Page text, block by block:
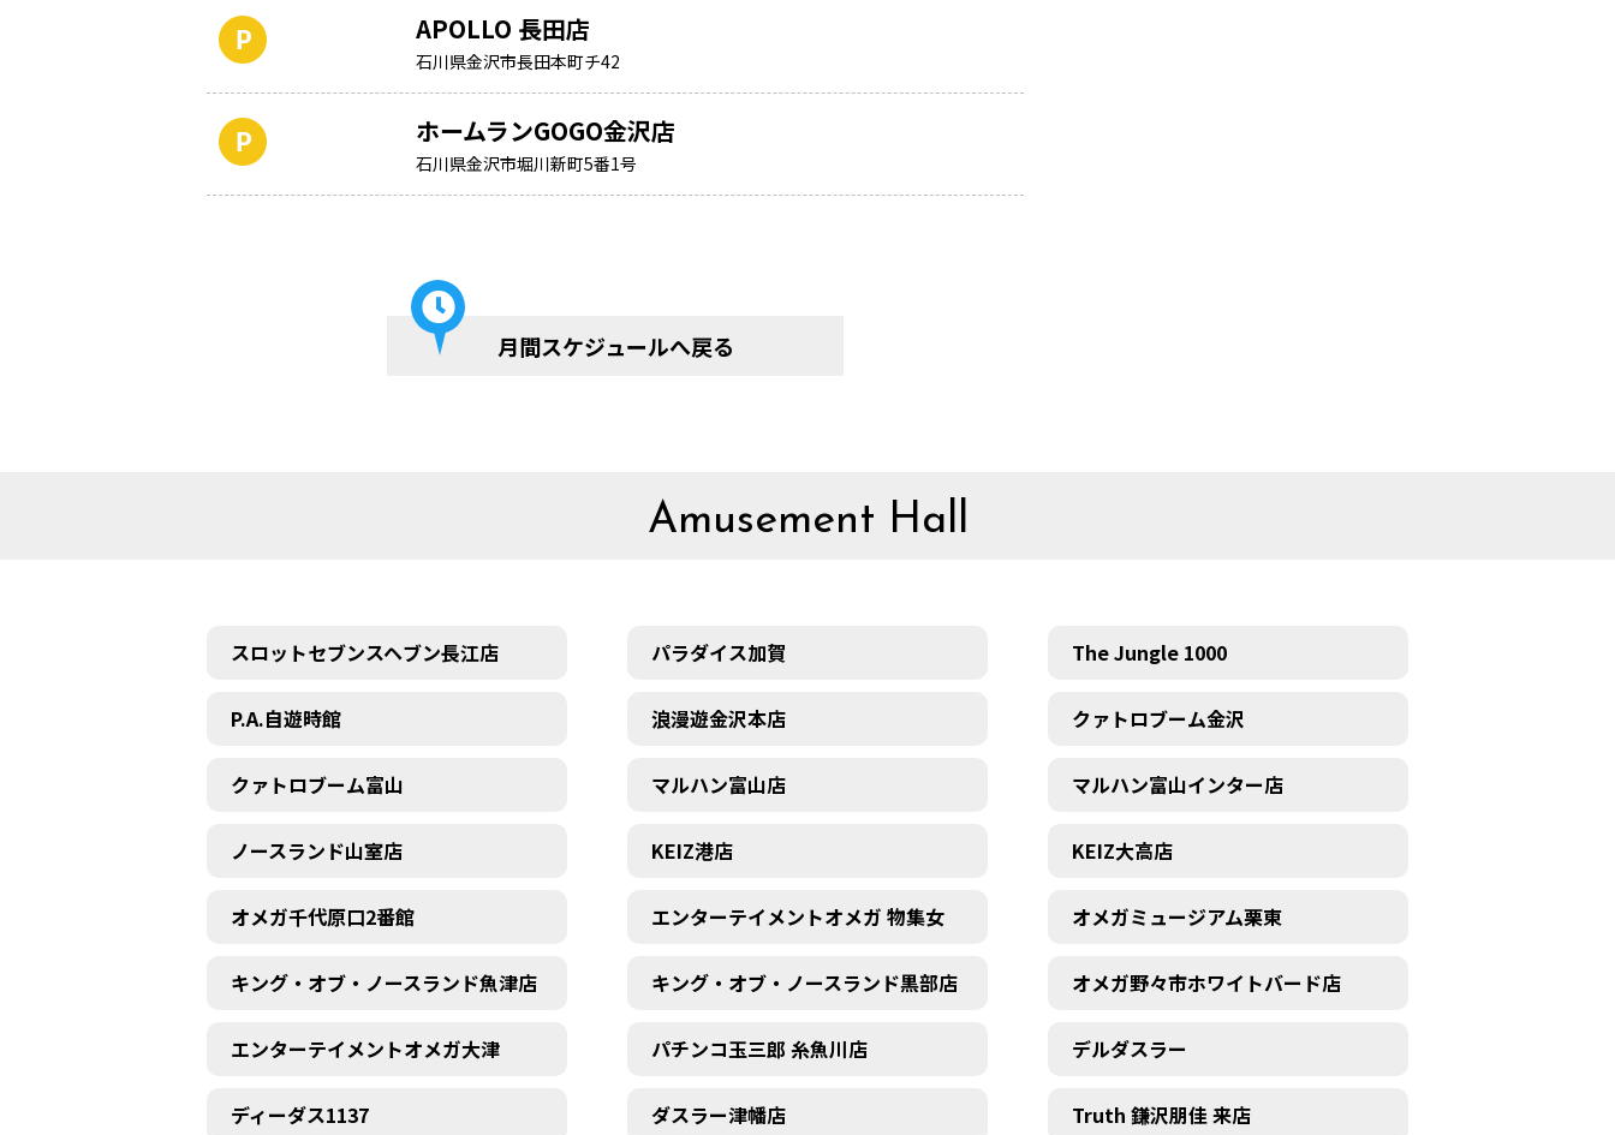
APOLLO 長田店
石川県金沢市長田本町チ42
ホームランGOGO金沢店
石川県金沢市堀川新町5番1号
月間スケジュールへ戻る
Amusement Hall
スロットセブンスヘブン長江店 パラダイス加賀 The Jungle 1000
P.A.自遊時館 浪漫遊金沢本店 クァトロブーム金沢
クァトロブーム富山 マルハン富山店 マルハン富山インター店
ノースランド山室店 KEIZ港店 KEIZ大高店
オメガ千代原口2番館 エンターテイメントオメガ 物集女 オメガミュージアム栗東
キング・オブ・ノースランド魚津店 キング・オブ・ノースランド黒部店 オメガ野々市ホワイトバード店
エンターテイメントオメガ大津 パチンコ玉三郎 糸魚川店 デルダスラー
ディーダス1137 ダスラー津幡店 Truth 鎌沢朋佳 来店